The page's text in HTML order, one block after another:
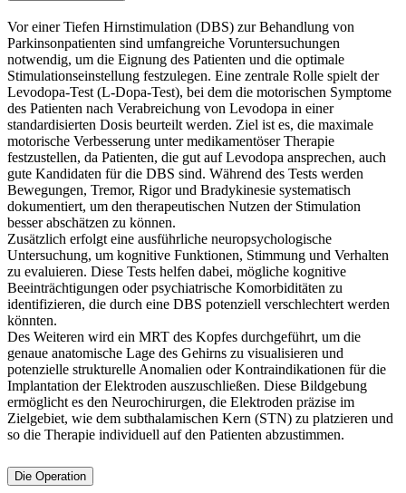
Vor einer Tiefen Hirnstimulation (DBS) zur Behandlung von
Parkinsonpatienten sind umfangreiche Voruntersuchungen
notwendig, um die Eignung des Patienten und die optimale
Stimulationseinstellung festzulegen. Eine zentrale Rolle spielt der
Levodopa-Test (L-Dopa-Test), bei dem die motorischen Symptome
des Patienten nach Verabreichung von Levodopa in einer
standardisierten Dosis beurteilt werden. Ziel ist es, die maximale
motorische Verbesserung unter medikamentöser Therapie
festzustellen, da Patienten, die gut auf Levodopa ansprechen, auch
gute Kandidaten für die DBS sind. Während des Tests werden
Bewegungen, Tremor, Rigor und Bradykinesie systematisch
dokumentiert, um den therapeutischen Nutzen der Stimulation
besser abschätzen zu können.
Zusätzlich erfolgt eine ausführliche neuropsychologische
Untersuchung, um kognitive Funktionen, Stimmung und Verhalten
zu evaluieren. Diese Tests helfen dabei, mögliche kognitive
Beeinträchtigungen oder psychiatrische Komorbiditäten zu
identifizieren, die durch eine DBS potenziell verschlechtert werden
könnten.
Des Weiteren wird ein MRT des Kopfes durchgeführt, um die
genaue anatomische Lage des Gehirns zu visualisieren und
potenzielle strukturelle Anomalien oder Kontraindikationen für die
Implantation der Elektroden auszuschließen. Diese Bildgebung
ermöglicht es den Neurochirurgen, die Elektroden präzise im
Zielgebiet, wie dem subthalamischen Kern (STN) zu platzieren und
so die Therapie individuell auf den Patienten abzustimmen.
Die Operation